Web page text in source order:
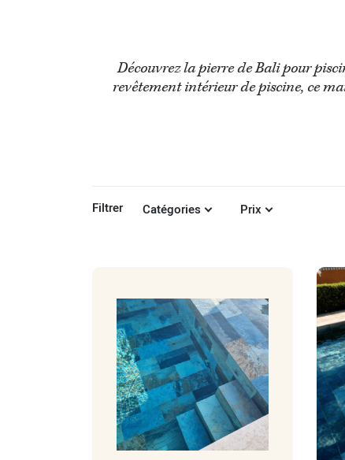
Découvrez la pierre de Bali pour
revêtement intérieur de piscine, ce
Filtrer Catégories Prix